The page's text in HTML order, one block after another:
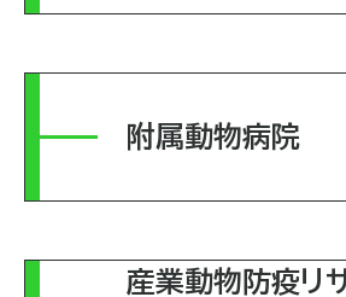
附属動物病院
産業動物防疫リ